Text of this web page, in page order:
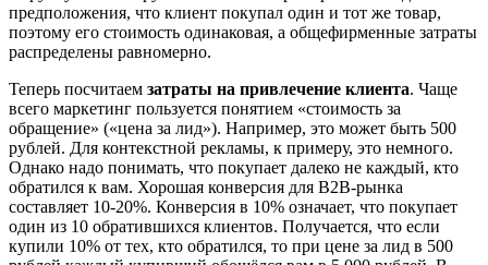
предположения, что клиент покупал один и тот же товар,
поэтому его стоимость одинаковая, а общефирменные затраты
распределены равномерно.
Теперь посчитаем затраты на привлечение клиента. Чаще
всего маркетинг пользуется понятием «стоимость за
обращение» («цена за лид»). Например, это может быть 500
рублей. Для контекстной рекламы, к примеру, это немного.
Однако надо понимать, что покупает далеко не каждый, кто
обратился к вам. Хорошая конверсия для B2B-рынка
составляет 10-20%. Конверсия в 10% означает, что покупает
один из 10 обратившихся клиентов. Получается, что если
купили 10% от тех, кто обратился, то при цене за лид в 500